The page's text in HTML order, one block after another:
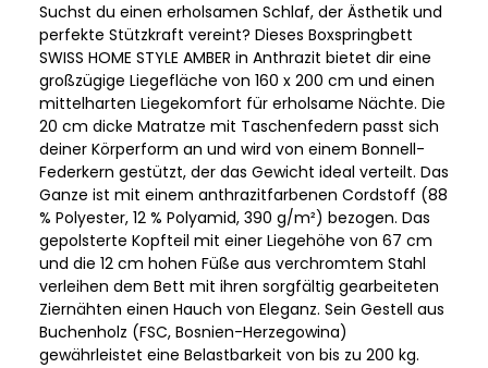
Suchst du einen erholsamen Schlaf, der Ästhetik und
perfekte Stützkraft vereint? Dieses Boxspringbett
SWISS HOME STYLE AMBER in Anthrazit bietet dir eine
großzügige Liegefläche von 160 x 200 cm und einen
mittelharten Liegekomfort für erholsame Nächte. Die
20 cm dicke Matratze mit Taschenfedern passt sich
deiner Körperform an und wird von einem Bonnell-
Federkern gestützt, der das Gewicht ideal verteilt. Das
Ganze ist mit einem anthrazitfarbenen Cordstoff (88
% Polyester, 12 % Polyamid, 390 g/m²) bezogen. Das
gepolsterte Kopfteil mit einer Liegehöhe von 67 cm
und die 12 cm hohen Füße aus verchromtem Stahl
verleihen dem Bett mit ihren sorgfältig gearbeiteten
Ziernähten einen Hauch von Eleganz. Sein Gestell aus
Buchenholz (FSC, Bosnien-Herzegowina)
gewährleistet eine Belastbarkeit von bis zu 200 kg.